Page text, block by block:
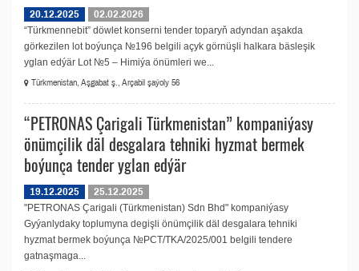
20.12.2025
02.02.2026
“Türkmennebit” döwlet konserni tender toparyň adyndan aşakda
görkezilen lot boýunça №196 belgili açyk görnüşli halkara bäsleşik
yglan edýär Lot №5 – Himiýa önümleri we...
Türkmenistan, Aşgabat ş., Arçabil şaýoly 56
“PETRONAS Çarigali Türkmenistan” kompaniýasy
önümçilik däl desgalara tehniki hyzmat bermek
boýunça tender yglan edýär
19.12.2025
25.12.2025
"PETRONAS Çarigali (Türkmenistan) Sdn Bhd" kompaniýasy
Gyýanlydaky toplumyna degişli önümçilik däl desgalara tehniki
hyzmat bermek boýunça №PCT/TKA/2025/001 belgili tendere
gatnaşmaga...